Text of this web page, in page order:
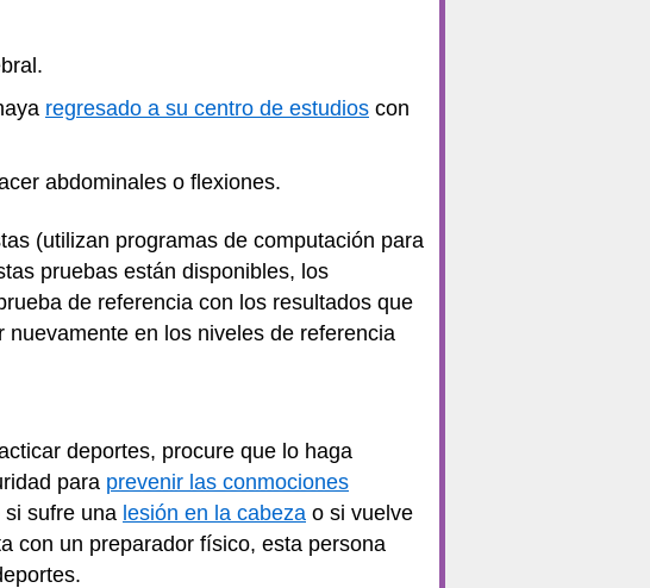
regresado a su centro de estudios con
abdominales o flexiones.
(utilizan programas de computación para
pruebas están disponibles, los
de referencia con los resultados que
en los niveles de referencia
deportes, procure que lo haga
para prevenir las conmociones
sufre una lesión en la cabeza o si vuelve
con un preparador físico, esta persona